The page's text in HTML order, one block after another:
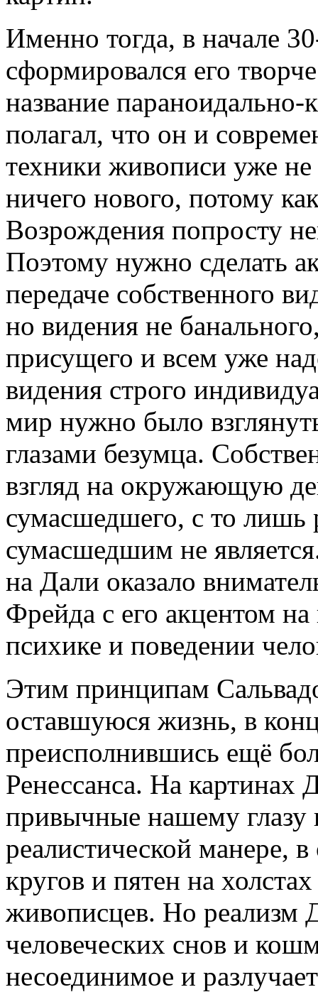
Именно тогда, в начале
сформировался его
название
полагал, что он и
техники живописи уже не
ничего нового, потому
Возрождения попросту
Поэтому нужно сделать
передаче собственного
но видения не
присущего и всем уже
видения строго
мир нужно было
глазами безумца.
взгляд на окружающую
сумасшедшего, с то лишь
сумасшедшим не
на Дали оказало
Фрейда с его акцентом на
психике и поведении
Этим принципам
оставшуюся жизнь, в
преисполнившись ещё
Ренессанса. На картинах
привычные нашему глазу
реалистической манере,
кругов и пятен на
живописцев. Но реализм
человеческих снов и
несоединимое и